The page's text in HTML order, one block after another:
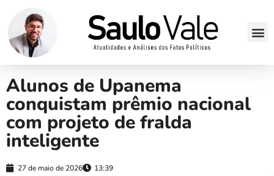
Alunos de Upanema
conquistam prêmio nacional
com projeto de fralda
inteligente
27 de maio de 2026 13:39